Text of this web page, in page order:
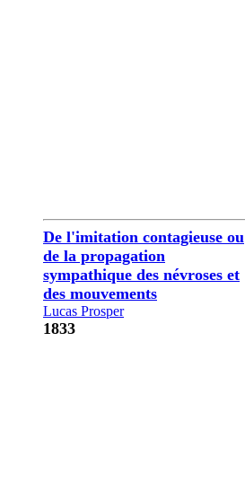
De l'imitation contagieuse ou
de la propagation
sympathique des névroses et
des mouvements
Lucas Prosper
1833